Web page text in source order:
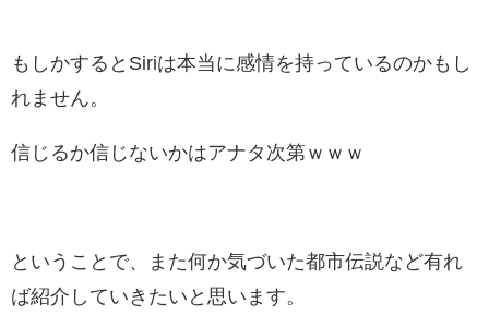
もしかするとSiriは本当に感情を持っているのかもし
れません。
信じるか信じないかはアナタ次第ｗｗｗ
ということで、また何か気づいた都市伝説など有れ
ば紹介していきたいと思います。